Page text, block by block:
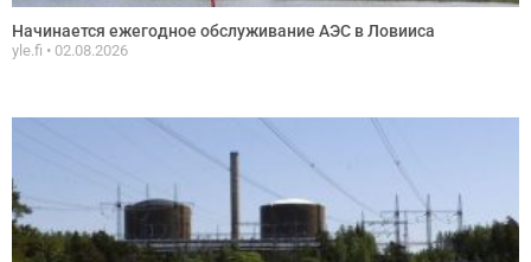
Начинается ежегодное обслуживание АЭС в Ловииса
yle.fi 02.08.2026